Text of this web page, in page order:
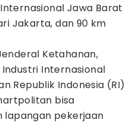
Jawa Barat
Jakarta, dan 90 km
Ketahanan,
Internasional
Republik Indonesia (RI)
bisa
pekerjaan